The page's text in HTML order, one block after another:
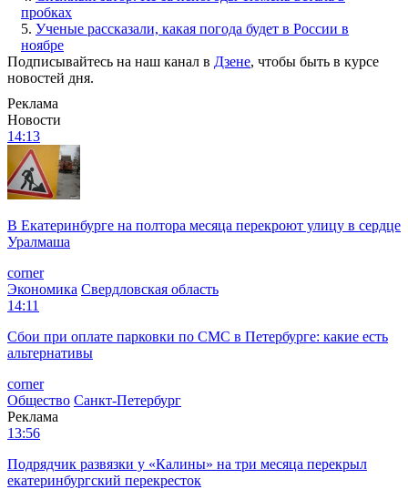
пробках
5. Ученые рассказали, какая погода будет в России в
ноябре
Подписывайтесь на наш канал в Дзене, чтобы быть в курсе
новостей дня.
Реклама
Новости
14:13
В Екатеринбурге на полтора месяца перекроют улицу в сердце
Уралмаша
corner
Экономика Свердловская область
14:11
Сбои при оплате парковки по СМС в Петербурге: какие есть
альтернативы
corner
Общество Санкт-Петербург
Реклама
13:56
Подрядчик развязки у «Калины» на три месяца перекрыл
екатеринбургский перекресток